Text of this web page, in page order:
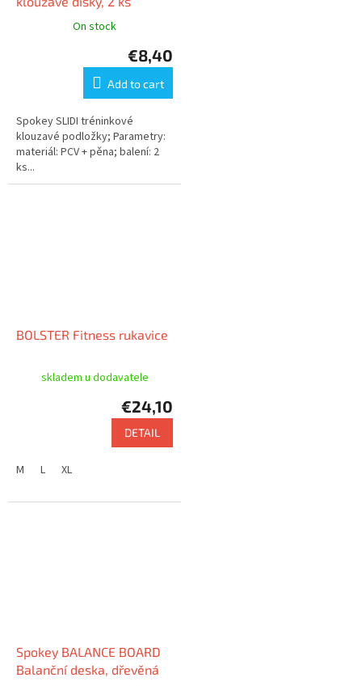
On stock
€8,40
Add to cart
Spokey SLIDI tréninkové
klouzavé podložky; Parametry:
materiál: PCV + pěna; balení: 2
ks...
BOLSTER Fitness rukavice
skladem u dodavatele
€24,10
DETAIL
M L XL
Spokey BALANCE BOARD
Balanční deska, dřevěná